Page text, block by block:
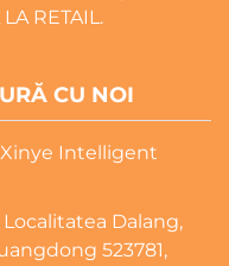
RETAIL.
CU NOI
Intelligent
Dalang,
523781,